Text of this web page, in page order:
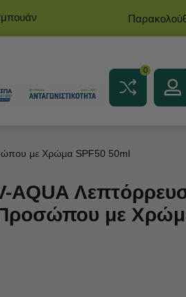
0
με Χρώμα SPF50 50ml
Προσώπου με